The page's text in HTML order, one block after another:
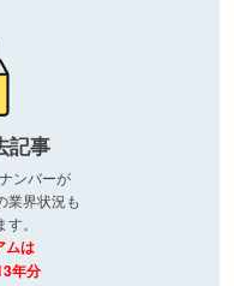
記事
ンバーが
業界状況も
。
ムは
年分